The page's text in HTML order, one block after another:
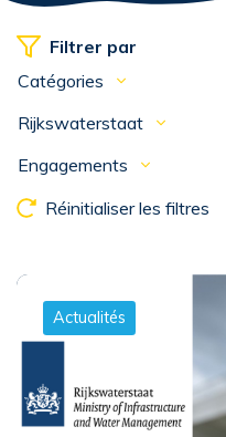
Filtrer par
Catégories
Rijkswaterstaat
Engagements
Réinitialiser les filtres
Actualités